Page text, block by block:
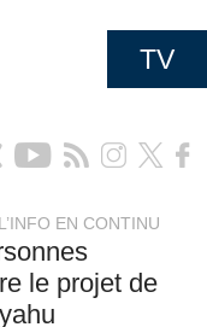
TV
L’INFO EN CONTINU
le projet de